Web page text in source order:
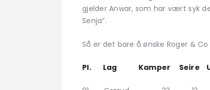
gjelder Anwar, som har vært syk
Senja”.
Så er det bare å ønske Roger &
Pl. Lag Kamper Seire